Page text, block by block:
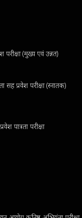
परीक्षा (मुख्य एवं उन्नत)
सह प्रवेश परीक्षा (स्नातक)
पात्रता परीक्षा